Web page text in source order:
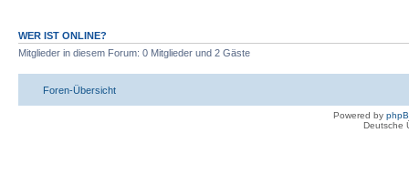
WER IST ONLINE?
Mitglieder in diesem Forum: 0 Mitglieder und 2 Gäste
Foren-Übersicht
Powered by
Deutsche